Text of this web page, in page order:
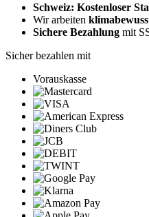
Schweiz: Kostenloser
Wir arbeiten
Sichere Bezahlung mit
Sicher bezahlen mit
Vorauskasse